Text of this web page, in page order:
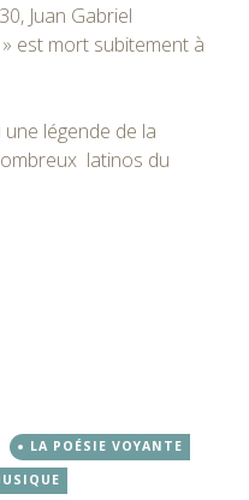
Juan Gabriel
est mort subitement à
légende de la
latinos du
LA POÉSIE VOYANTE